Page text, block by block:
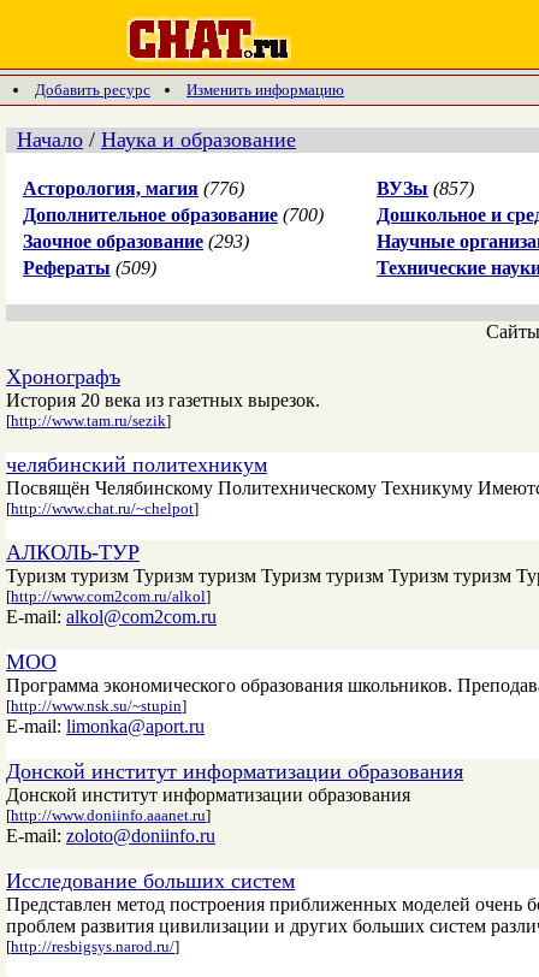
Добавить ресурс Изменить информацию
Начало / Наука и образование
Асторология, магия (776) ВУЗы (857)
Дополнительное образование (700)
Дошкольное и
Заочное образование (293)
Научные
Рефераты (509) Технические
Хронографъ
История 20 века из газетных вырезок.
[http://www.tam.ru/sezik]
челябинский политехникум
Посвящён Челябинскому Политехническому Техникуму
[http://www.chat.ru/~chelpot]
АЛКОЛЬ-ТУР
Туризм туризм Туризм туризм Туризм туризм Туризм туризм
[http://www.com2com.ru/alkol]
E-mail: alkol@com2com.ru
МОО
Программа экономического образования школьников.
[http://www.nsk.su/~stupin]
E-mail: limonka@aport.ru
Донской институт информатизации образования
Донской институт информатизации образования
[http://www.doniinfo.aaanet.ru]
E-mail: zoloto@doniinfo.ru
Исследование больших систем
Представлен метод построения приближенных моделей очень
проблем развития цивилизации и других больших систем
[http://resbigsys.narod.ru/]